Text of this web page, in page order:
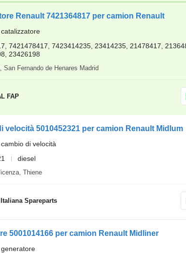
Renault 7421364817 per camion Renault
7421478417, 7423414235, 23414235, 21478417,
23426198
San Fernando de Henares Madrid
FAP
velocità 5010452321 per camion Renault Midlum
di velocità
diesel
Thiene
Spareparts
5001014166 per camion Renault Midliner